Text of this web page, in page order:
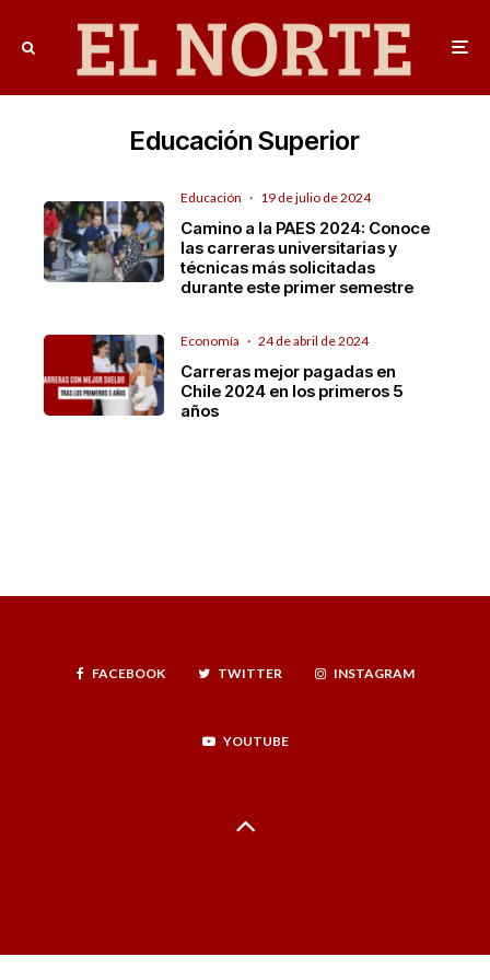
Educación Superior
Educación · 19 de julio de 2024
Camino a la PAES 2024: Conoce
las carreras universitarias y
técnicas más solicitadas
durante este primer semestre
Economía · 24 de abril de 2024
Carreras mejor pagadas en
Chile 2024 en los primeros 5
años
FACEBOOK TWITTER INSTAGRAM
YOUTUBE